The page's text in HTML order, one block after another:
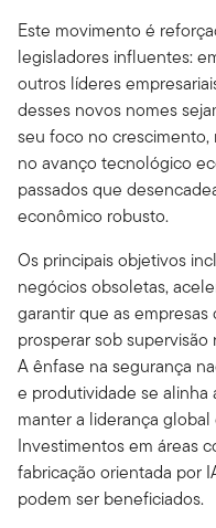
Este movimento é
legisladores influentes:
outros líderes
desses novos nomes
seu foco no crescimento,
no avanço tecnológico
passados que
econômico robusto.
Os principais objetivos
negócios obsoletas,
garantir que as
prosperar sob
A ênfase na segurança
e produtividade se alinha
manter a liderança
Investimentos em áreas
fabricação orientada por
podem ser beneficiados.